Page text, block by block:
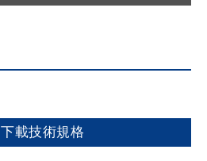
下載技術規格